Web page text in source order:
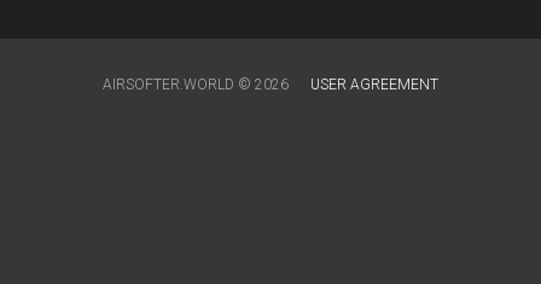
AIRSOFTER.WORLD © 2026 USER AGREEMENT